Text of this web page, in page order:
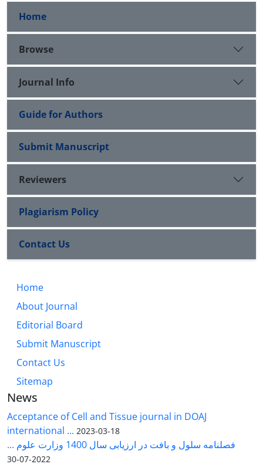
Home
Browse
Journal Info
Guide for Authors
Submit Manuscript
Reviewers
Plagiarism Policy
Contact Us
Home
About Journal
Editorial Board
Submit Manuscript
Contact Us
Sitemap
News
Acceptance of Cell and Tissue journal in DOAJ
international ... 2023-03-18
فصلنامه سلول و بافت در ارزیابی سال 1400 وزارت علوم ...
2022-07-30